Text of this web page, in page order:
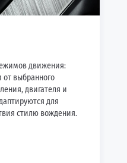
движения:
от выбранного
двигателя и
для
стилю вождения.